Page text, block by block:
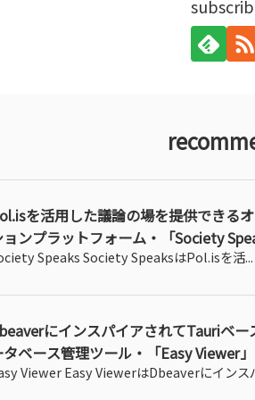
を活用した議論の場を提供できる
ョンプラットフォーム・「Society
Speaks Society SpeaksはPol.isを活...
にインスパイアされてTauriベ
タベース管理ツール・「Easy Viewer」
Viewer Easy ViewerはDbeaverにインス